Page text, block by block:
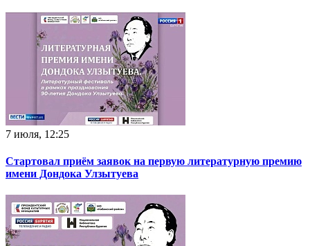
7 июля, 12:25
Стартовал приём заявок на первую литературную премию
имени Дондока Улзытуева